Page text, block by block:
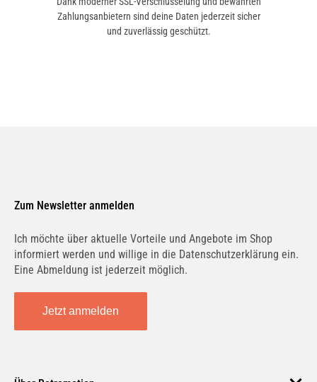
Zahlungsanbietern sind deine Daten jederzeit sicher
und zuverlässig geschützt.
Zum Newsletter anmelden
Ich möchte über aktuelle Vorteile und Angebote im Shop
informiert werden und willige in die Datenschutzerklärung ein.
Eine Abmeldung ist jederzeit möglich.
Jetzt anmelden